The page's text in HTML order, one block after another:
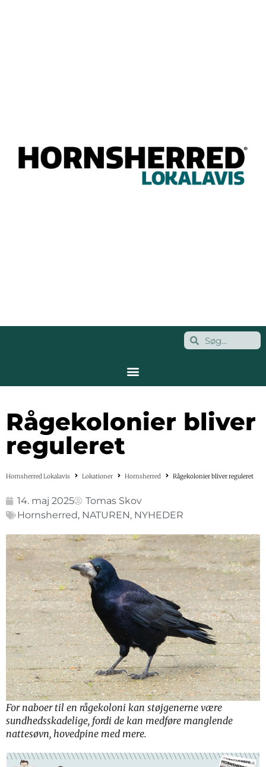
Rågekolonier bliver
reguleret
Hornsherred Lokalavis Lokationer Hornsherred Rågekolonier bliver reguleret
14. maj 2025
Tomas Skov
Hornsherred, NATUREN, NYHEDER
For naboer til en rågekoloni kan støjgenerne være
sundhedsskadelige, fordi de kan medføre manglende
nattesøvn, hovedpine med mere.